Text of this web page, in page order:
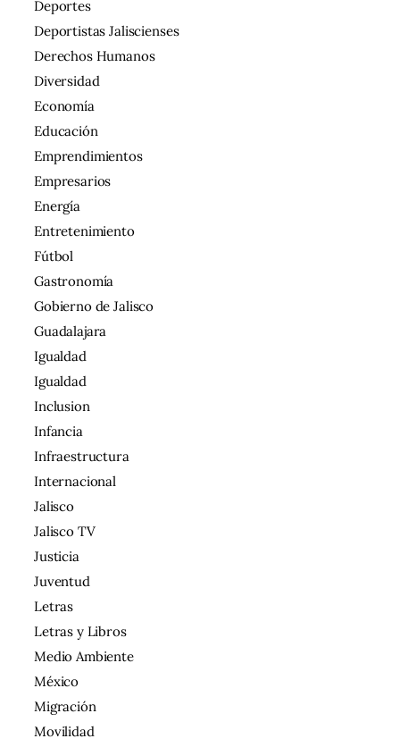
Deportes
Deportistas Jaliscienses
Derechos Humanos
Diversidad
Economía
Educación
Emprendimientos
Empresarios
Energía
Entretenimiento
Fútbol
Gastronomía
Gobierno de Jalisco
Guadalajara
Igualdad
Igualdad
Inclusion
Infancia
Infraestructura
Internacional
Jalisco
Jalisco TV
Justicia
Juventud
Letras
Letras y Libros
Medio Ambiente
México
Migración
Movilidad